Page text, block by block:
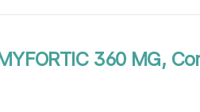
360 MG,